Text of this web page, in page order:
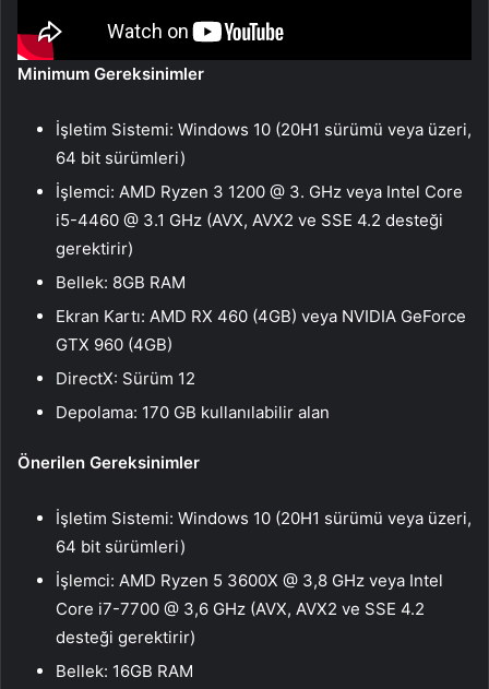
Minimum Gereksinimler
İşletim Sistemi: Windows 10 (20H1 sürümü veya üzeri,
64 bit sürümleri)
İşlemci: AMD Ryzen 3 1200 @ 3. GHz veya Intel Core
i5-4460 @ 3.1 GHz (AVX, AVX2 ve SSE 4.2 desteği
gerektirir)
Bellek: 8GB RAM
Ekran Kartı: AMD RX 460 (4GB) veya NVIDIA GeForce
GTX 960 (4GB)
DirectX: Sürüm 12
Depolama: 170 GB kullanılabilir alan
Önerilen Gereksinimler
İşletim Sistemi: Windows 10 (20H1 sürümü veya üzeri,
64 bit sürümleri)
İşlemci: AMD Ryzen 5 3600X @ 3,8 GHz veya Intel
Core i7-7700 @ 3,6 GHz (AVX, AVX2 ve SSE 4.2
desteği gerektirir)
Bellek: 16GB RAM